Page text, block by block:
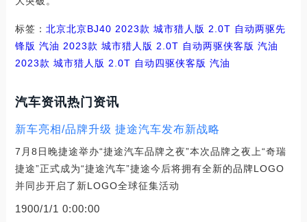
标签： 北京北京BJ40 2023款 城市猎人版 2.0T 自动两驱先
锋版 汽油 2023款 城市猎人版 2.0T 自动两驱侠客版 汽油
2023款 城市猎人版 2.0T 自动四驱侠客版 汽油
汽车资讯热门资讯
新车亮相/品牌升级 捷途汽车发布新战略
7月8日晚捷途举办“捷途汽车品牌之夜”本次品牌之夜上“奇瑞
捷途”正式成为“捷途汽车”捷途今后将拥有全新的品牌LOGO
并同步开启了新LOGO全球征集活动
1900/1/1 0:00:00